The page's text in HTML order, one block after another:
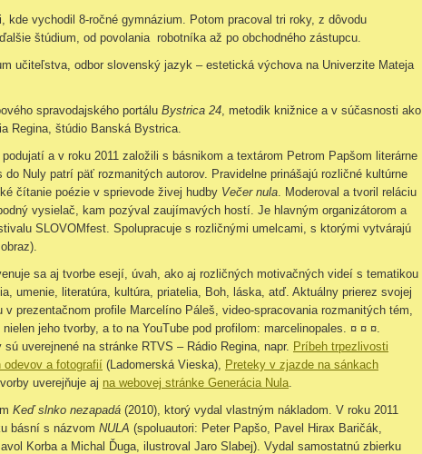
kde vychodil 8-ročné gymnázium. Potom pracoval tri roky, z dôvodu
štúdium, od povolania robotníka až po obchodného zástupcu.
učiteľstva, odbor slovenský jazyk – estetická výchova na Univerzite Mateja
spravodajského portálu Bystrica 24, metodik knižnice a v súčasnosti ako
Regina, štúdio Banská Bystrica.
a v roku 2011 založili s básnikom a textárom Petrom Papšom literárne
do Nuly patrí päť rozmanitých autorov. Pravidelne prinášajú rozličné kultúrne
čítanie poézie v sprievode živej hudby Večer nula. Moderoval a tvoril reláciu
vysielač, kam pozýval zaujímavých hostí. Je hlavným organizátorom a
SLOVOMfest. Spolupracuje s rozličnými umelcami, s ktorými vytvárajú
sa aj tvorbe esejí, úvah, ako aj rozličných motivačných videí s tematikou
umenie, literatúra, kultúra, priatelia, Boh, láska, atď. Aktuálny prierez svojej
v prezentačnom profile Marcelíno Páleš, video-spracovania rozmanitých tém,
jeho tvorby, a to na YouTube pod profilom: marcelinopales. ¤ ¤ ¤.
uverejnené na stránke RTVS – Rádio Regina, napr. Príbeh trpezlivosti
a fotografií (Ladomerská Vieska), Preteky v zjazde na sánkach
uverejňuje aj na webovej stránke Generácia Nula.
Keď slnko nezapadá (2010), ktorý vydal vlastným nákladom. V roku 2011
básní s názvom NULA (spoluautori: Peter Papšo, Pavel Hirax Baričák,
Korba a Michal Ďuga, ilustroval Jaro Slabej). Vydal samostatnú zbierku